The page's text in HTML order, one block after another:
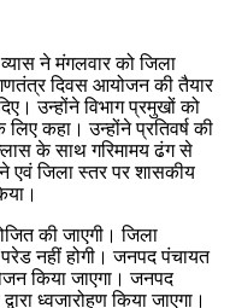
ने मंगलवार को जिला
दिवस आयोजन की तैयार
उन्होंने विभाग प्रमुखों को
लिए कहा। उन्होंने प्रतिवर्ष की
के साथ गरिमामय ढंग से
एवं जिला स्तर पर शासकीय
की जाएगी। जिला
नहीं होगी। जनपद पंचायत
किया जाएगा। जनपद
ध्वजारोहण किया जाएगा।